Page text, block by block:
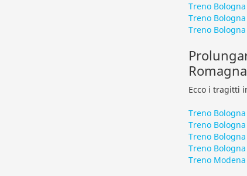
Treno
Treno
Treno
Romagna
Ecco i tragitti
Treno
Treno
Treno
Treno
Treno